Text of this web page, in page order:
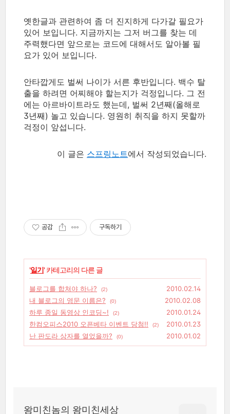
옛한글과 관련하여 좀 더 진지하게 다가갈 필요가
있어 보입니다. 지금까지는 그저 버그를 찾는 데
주력했다면 앞으로는 코드에 대해서도 알아볼 필
요가 있어 보입니다.
안타깝게도 벌써 나이가 서른 후반입니다. 백수 탈
출을 하려면 어찌해야 할는지가 걱정입니다. 그 전
에는 아르바이트라도 했는데, 벌써 2년째(올해로
3년째) 놀고 있습니다. 영원히 취직을 하지 못할까
걱정이 앞섭니다.
이 글은 스프링노트에서 작성되었습니다.
공감 구독하기
'일기' 카테고리의 다른 글
블로그를 합쳐야 하나? (2)
2010.02.14
내 블로그의 영문 이름은?
(0)
2010.02.08
하루 종일 동영상 인코딩~!
(2)
2010.01.24
한컴오피스2010 오픈베타 이벤트 당첨!!
(2)
2010.01.23
난 판도라 상자를 열었을까?
(0) 2010.01.02
왕미친놈의 왕미친세상